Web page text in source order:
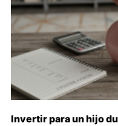
Invertir para un hijo